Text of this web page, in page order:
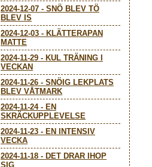
2024-12-07 - SNÖ BLEV TÖ
BLEV IS
2024-12-03 - KLÄTTERAPAN
MATTE
2024-11-29 - KUL TRÄNING I
VECKAN
2024-11-26 - SNÖIG LEKPLATS
BLEV VÅTMARK
2024-11-24- EN
SKRÄCKUPPLEVELSE
2024-11-23 - EN INTENSIV
VECKA
2024-11-18 - DET DRAR IHOP
SIG